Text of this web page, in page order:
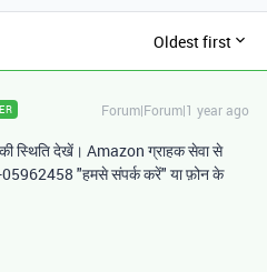
Oldest first
Forum|Forum|1 year ago
स्थिति देखें। Amazon ग्राहक सेवा से
"हमसे संपर्क करें" या फ़ोन के